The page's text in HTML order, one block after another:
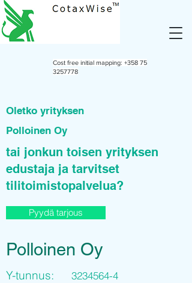
Cost free initial mapping: +358 75
3257778
Oletko yrityksen
Polloinen Oy
tai jonkun toisen yrityksen
edustaja ja tarvitset
tilitoimistopalvelua?
Pyydä tarjous
Polloinen Oy
Y-tunnus:
3234564-4